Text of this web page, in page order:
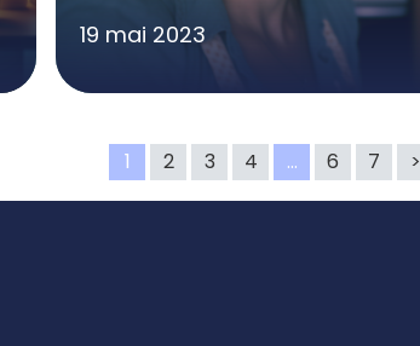
19 mai 2023
1 2 3 4 … 6 7 >